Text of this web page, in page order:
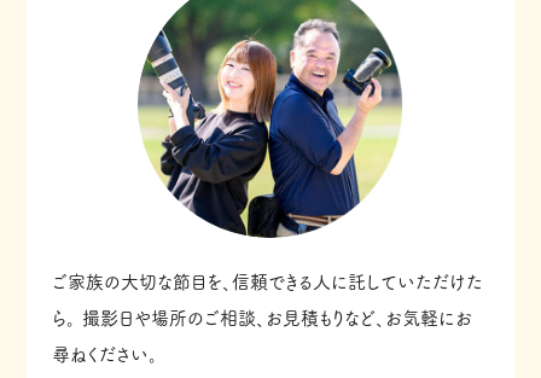
ご家族の大切な節目を、信頼できる人に託していただけた
ら。
撮影日や場所のご相談、お見積もりなど、お気軽にお
尋ねください。